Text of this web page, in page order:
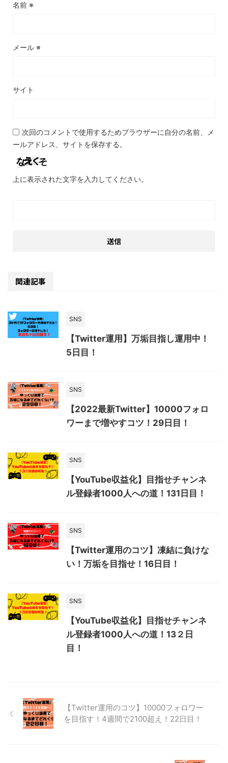
名前 ※
メール ※
サイト
次回のコメントで使用するためブラウザーに自分の名前、メ
ールアドレス、サイトを保存する。
上に表示された文字を入力してください。
関連記事
SNS
【Twitter運用】万垢目指し運用中！
5日目！
SNS
【2022最新Twitter】10000フォロ
ワーまで増やすコツ！29日目！
SNS
【YouTube収益化】目指せチャンネ
ル登録者1000人への道！131日目！
SNS
【Twitter運用のコツ】凍結に負けな
い！万垢を目指せ！16日目！
SNS
【YouTube収益化】目指せチャンネ
ル登録者1000人への道！13２日
目！
【Twitter運用のコツ】10000フォロワー
を目指す！4週間で2100超え！22日目！